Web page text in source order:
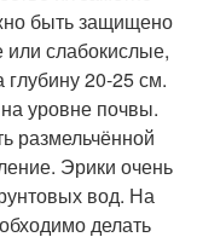
быть защищено
или слабокислые,
20-25 см.
уровне почвы.
размельчённой
Эрики очень
вод. На
делать